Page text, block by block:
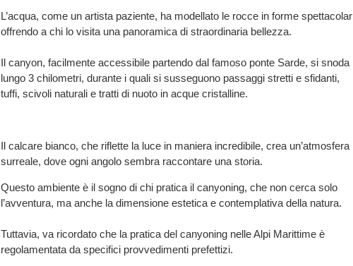
L’acqua, come un artista paziente, ha modellato le rocce in forme
offrendo a chi lo visita una panoramica di straordinaria bellezza.
Il canyon, facilmente accessibile partendo dal famoso ponte Sarde, si snoda
lungo 3 chilometri, durante i quali si susseguono passaggi stretti e sfidanti,
tuffi, scivoli naturali e tratti di nuoto in acque cristalline.
Il calcare bianco, che riflette la luce in maniera incredibile, crea un’atmosfera
surreale, dove ogni angolo sembra raccontare una storia.
Questo ambiente è il sogno di chi pratica il canyoning, che non cerca solo
l’avventura, ma anche la dimensione estetica e contemplativa della natura.
Tuttavia, va ricordato che la pratica del canyoning nelle Alpi Marittime è
regolamentata da specifici provvedimenti prefettizi.